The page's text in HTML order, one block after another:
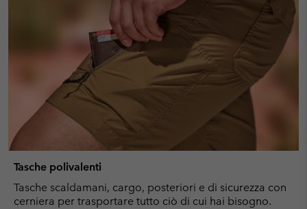
Tasche polivalenti
Tasche scaldamani, cargo, posteriori e di sicurezza con
cerniera per trasportare tutto ciò di cui hai bisogno.